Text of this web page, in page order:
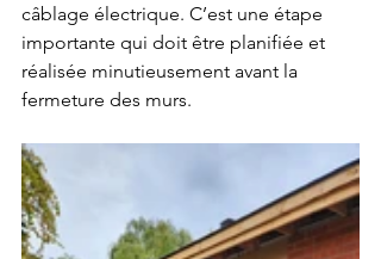
câblage électrique. C’est une étape
importante qui doit être planifiée et
réalisée minutieusement avant la
fermeture des murs.